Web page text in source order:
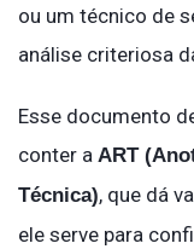
ou um técnico de
análise criteriosa
Esse documento
conter a ART
Técnica), que dá
ele serve para